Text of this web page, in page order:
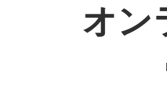
オン